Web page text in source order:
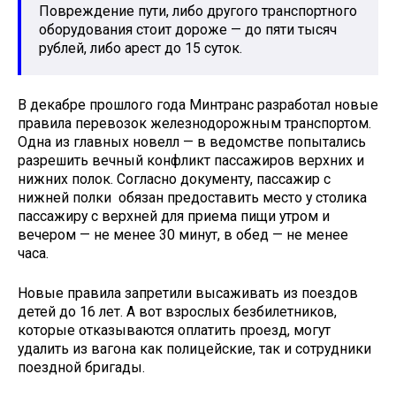
Повреждение пути, либо другого транспортного
оборудования стоит дороже — до пяти тысяч
рублей, либо арест до 15 суток.
В декабре прошлого года Минтранс разработал новые
правила перевозок железнодорожным транспортом.
Одна из главных новелл — в ведомстве попытались
разрешить вечный конфликт пассажиров верхних и
нижних полок. Согласно документу, пассажир с
нижней полки ​ обязан предоставить место у столика
пассажиру с верхней для приема пищи утром и
вечером — не менее 30 минут, в обед — не менее
часа.
Новые правила запретили высаживать из поездов
детей до 16 лет. А вот взрослых безбилетников,
которые отказываются оплатить проезд, могут
удалить из вагона как полицейские, так и сотрудники
поездной бригады.